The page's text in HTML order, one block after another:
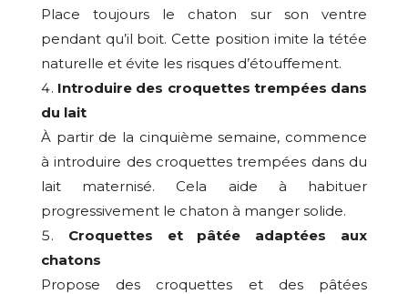
Place toujours le chaton sur son ventre
pendant qu’il boit. Cette position imite la tétée
naturelle et évite les risques d’étouffement.
Introduire des croquettes trempées dans
du lait
À partir de la cinquième semaine, commence
à introduire des croquettes trempées dans du
lait maternisé. Cela aide à habituer
progressivement le chaton à manger solide.
Croquettes et pâtée adaptées aux
chatons
Propose des croquettes et des pâtées